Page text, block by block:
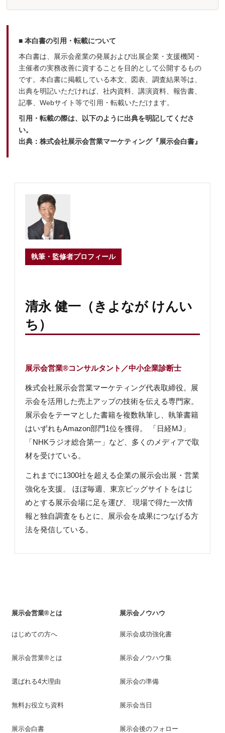
■ 本白書の引用・転載について
本白書は、展示会産業の発展および出展企業・支援機関・
主催者の実務改善に資することを目的として公開するもの
です。本白書に掲載している本文、図表、調査結果等は、
出典を明記いただければ、社内資料、講演資料、報告書、
記事、Webサイト等で引用・転載いただけます。
引用・転載の際は、以下のように出典を明記してくださ
い。
出典：株式会社展示会営業マーケティング『展示会白書』
執筆・監修者プロフィール
清永 健一（きよなが けんい
ち）
展示会営業®コンサルタント／中小企業診断士
株式会社展示会営業マーケティング代表取締役。展
示会を活用した売上アップの技術を伝える専門家。
展示会をテーマとした書籍を複数執筆し、執筆書籍
はいずれもAmazon部門1位を獲得。 「日経MJ」
「NHKラジオ総合第一」など、多くのメディアで取
材を受けている。
これまでに1300社を超える企業の展示会出展・営業
強化を支援。 ほぼ毎週、東京ビッグサイトをはじ
めとする展示会場に足を運び、 現場で得た一次情
報と独自調査をもとに、展示会を成果につなげる方
法を発信している。
展示会営業®とは
はじめての方へ
展示会営業®とは
選ばれる4大理由
無料お役立ち資料
展示会白書
展示会ノウハウ
展示会成功強化書
展示会ノウハウ集
展示会の準備
展示会当日
展示会後のフォロー